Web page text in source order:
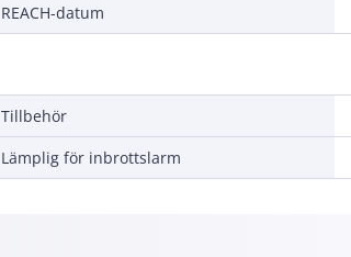
REACH-datum
Tillbehör
Lämplig för inbrottslarm